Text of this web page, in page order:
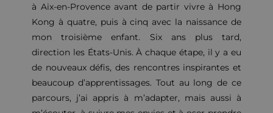
à Aix-en-Provence avant de partir vivre à Hong
Kong à quatre, puis à cinq avec la naissance de
mon troisième enfant. Six ans plus tard,
direction les États-Unis. À chaque étape, il y a eu
de nouveaux défis, des rencontres inspirantes et
beaucoup d’apprentissages. Tout au long de ce
parcours, j’ai appris à m’adapter, mais aussi à